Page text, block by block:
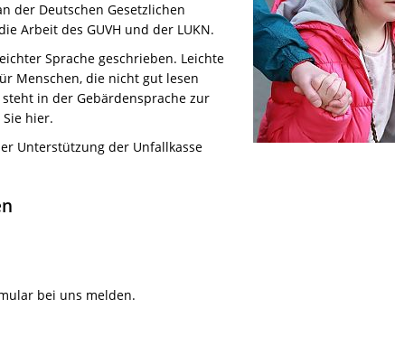
der Deutschen Gesetzlichen
Arbeit des GUVH und der LUKN.
Sprache geschrieben. Leichte
Menschen, die nicht gut lesen
in der Gebärdensprache zur
hier.
Unterstützung der Unfallkasse
bei uns melden.